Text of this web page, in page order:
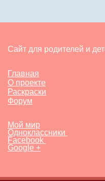
Сайт для родителей и
Главная
О проекте
Раскраски
Форум
Мой мир
Одноклассники
Facebook
Google +